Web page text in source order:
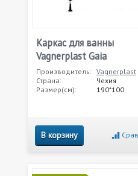
Каркас для ванны
Vagnerplast Gaia
Производитель: Vagnerplast
Страна:
Чехия
Размер(см):
190*100
В корзину